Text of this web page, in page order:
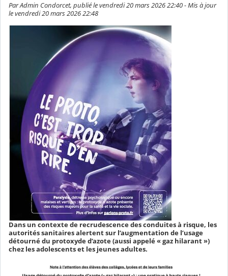
Par Admin Condorcet, publié le vendredi 20 mars 2026 22:40 - Mis à jour
le vendredi 20 mars 2026 22:48
Dans un contexte de recrudescence des conduites à risque, les
autorités sanitaires alertent sur l’augmentation de l’usage
détourné du protoxyde d’azote (aussi appelé « gaz hilarant »)
chez les adolescents et les jeunes adultes.